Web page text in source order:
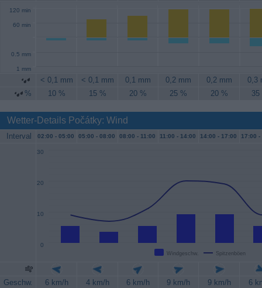
60 min
120 min
0.5 mm
1 mm
< 0,1 mm < 0,1 mm 0,1 mm 0,2 mm 0,2 mm
0,3
%
10 % 15 % 20 % 25 % 20 % 35
Wetter-Details Počátky: Wind
Interval 02:00 - 05:00 05:00 - 08:00 08:00 - 11:00 11:00 - 14:00 14:00 - 17:00 17:00 -
Windgeschw. Spitzenböen
0
10
20
30
Geschw. 6 km/h 4 km/h 6 km/h 9 km/h 9 km/h
6